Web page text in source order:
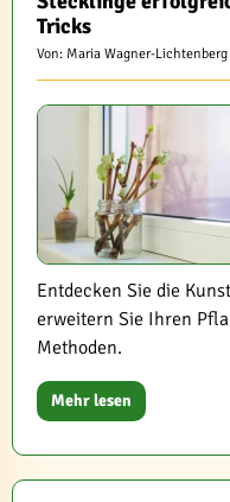
Tricks
Von: Maria Wagner-Lichtenberg
Entdecken Sie die
erweitern Sie Ihren
Methoden.
Mehr lesen